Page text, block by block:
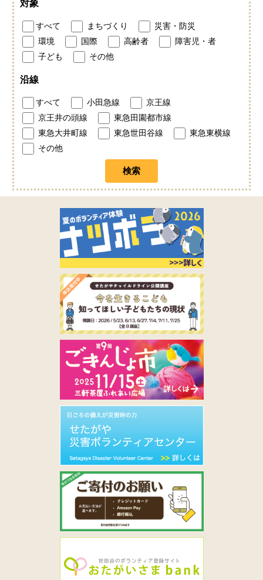
対象
すべて まちづくり
災害・防災
環境
国際 高齢者
障害児・者
子ども
その他
沿線
すべて 小田急線
京王線
京王井の頭線
東急田園都市線
東急大井町線
東急世田谷線
東急東横線
その他